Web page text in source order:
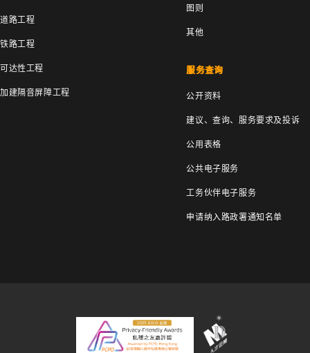
道路工程
铁路工程
可达性工程
加建隔音屏障工程
图则
其他
服务查询
公开资料
建议、查询、服务要求及投诉
公用表格
公共电子服务
工务伙伴电子服务
申请纳入路政署通知名单